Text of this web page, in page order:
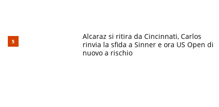
Alcaraz si ritira da Cincinnati, Carlos
rinvia la sfida a Sinner e ora US Open di
nuovo a rischio